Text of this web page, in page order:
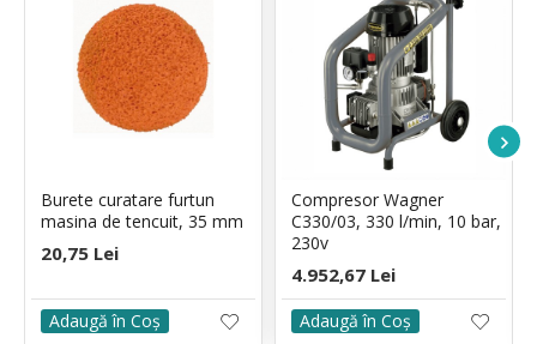
Burete curatare furtun
masina de tencuit, 35 mm
20,75 Lei
Adaugă în Coş
Compresor Wagner
C330/03, 330 l/min, 10 bar,
230v
4.952,67 Lei
Adaugă în Coş